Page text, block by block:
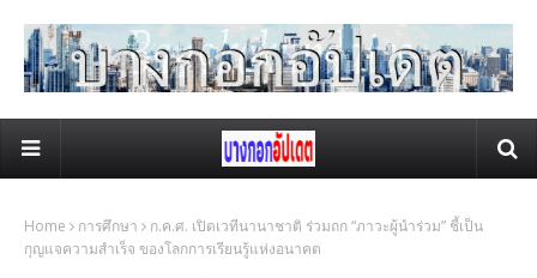
Home การศึกษา
ก.ค.ศ. เปิดเวทีนานาชาติ ร่วมถก “ภาวะผู้นำร่วม” ชี้เป็น
กุญแจความสำเร็จ ของโลกการเรียนรู้แห่งอนาคต